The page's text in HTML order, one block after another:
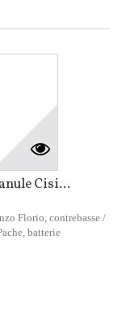
Cisi...
Florio, contrebasse /
batterie